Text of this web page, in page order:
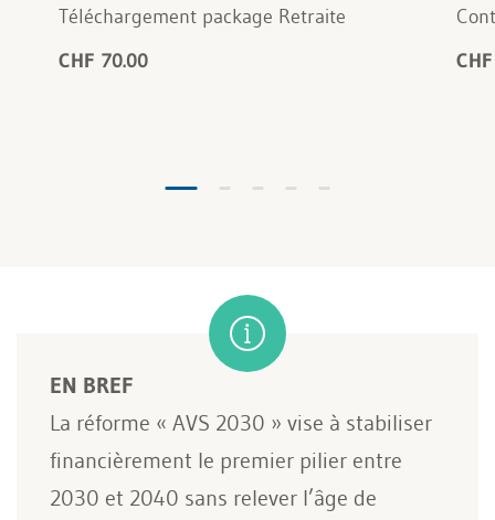
Téléchargement package Retraite
CHF 70.00
EN BREF
La réforme « AVS 2030 » vise à stabiliser
financièrement le premier pilier entre
2030 et 2040 sans relever l’âge de